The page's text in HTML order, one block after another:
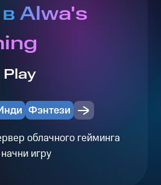
Alwa's
Фэнтези
облачного гейминга
игру